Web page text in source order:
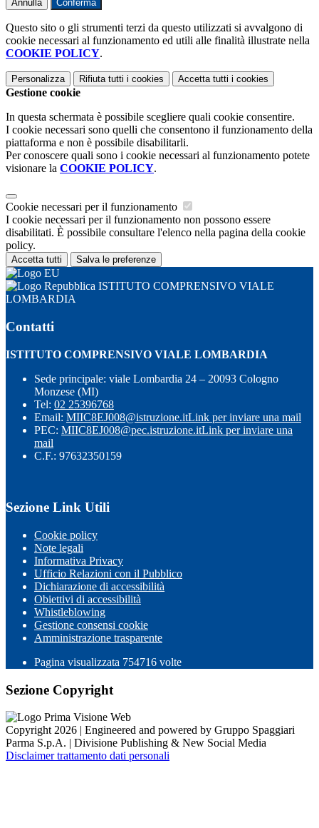
Annulla Conferma
Questo sito o gli strumenti terzi da questo utilizzati si avvalgono di
cookie necessari al funzionamento ed utili alle finalità illustrate nella
COOKIE POLICY.
Personalizza Rifiuta tutti i cookies Accetta tutti i cookies
Gestione cookie
In questa schermata è possibile scegliere quali cookie consentire.
I cookie necessari sono quelli che consentono il funzionamento della
piattaforma e non è possibile disabilitarli.
Per conoscere quali sono i cookie necessari al funzionamento potete
visionare la COOKIE POLICY.
Cookie necessari per il funzionamento
I cookie necessari per il funzionamento non possono essere
disabilitati. È possibile consultare l'elenco nella pagina della cookie
policy.
Accetta tutti Salva le preferenze
ISTITUTO COMPRENSIVO VIALE
LOMBARDIA
Contatti
ISTITUTO COMPRENSIVO VIALE LOMBARDIA
Sede principale: viale Lombardia 24 – 20093 Cologno
Monzese (MI)
Tel: 02 25396768
Email: MIIC8EJ008@istruzione.itLink per inviare una mail
PEC: MIIC8EJ008@pec.istruzione.itLink per inviare una
mail
C.F.: 97632350159
Sezione Link Utili
Cookie policy
Note legali
Informativa Privacy
Ufficio Relazioni con il Pubblico
Dichiarazione di accessibilità
Obiettivi di accessibilità
Whistleblowing
Gestione consensi cookie
Amministrazione trasparente
Pagina visualizzata 754716 volte
Sezione Copyright
Copyright 2026 | Engineered and powered by Gruppo Spaggiari
Parma S.p.A. | Divisione Publishing & New Social Media
Disclaimer trattamento dati personali